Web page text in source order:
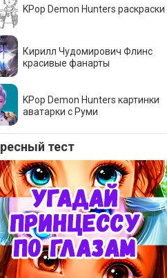
KPop Demon Hunters раскраски
Кирилл Чудомирович Флинс
красивые фанарты
KPop Demon Hunters картинки
аватарки с Руми
тест